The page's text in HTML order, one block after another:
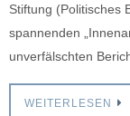
Stiftung (Politisches
spannenden
unverfälschten
WEITERLESEN